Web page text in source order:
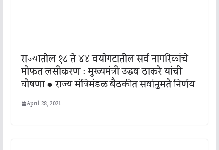
राज्यातील १८ ते ४४ वयोगटातील सर्व नागरिकांचे
मोफत लसीकरण : मुख्यमंत्री उद्धव ठाकरे यांची
घोषणा ● राज्य मंत्रिमंडळ बैठकीत सर्वानुमते निर्णय
April 28, 2021